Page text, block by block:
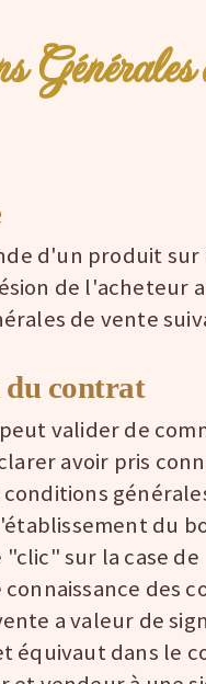
Générales
d'un produit
de l'acheteur
de vente
contrat
valider de
avoir pris
du
"clic" sur la case de
des
a valeur de
équivaut dans le